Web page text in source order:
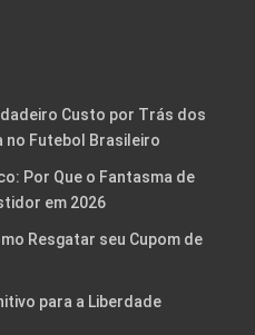
Custo por Trás dos
no Futebol Brasileiro
Por Que o Fantasma de
em 2026
Resgatar seu Cupom de
para a Liberdade